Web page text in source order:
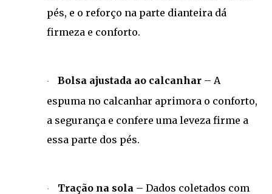
pés, e o reforço na parte dianteira dá
firmeza e conforto.
· Bolsa ajustada ao calcanhar – A
espuma no calcanhar aprimora o conforto,
a segurança e confere uma leveza firme a
essa parte dos pés.
· Tração na sola – Dados coletados com